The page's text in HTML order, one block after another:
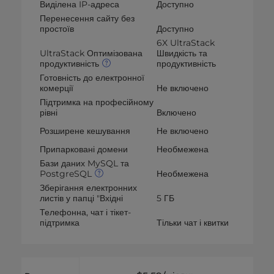
Виділена IP-адреса
Доступно
Перенесення сайту без
простоїв
Доступно
UltraStack Оптимізована
продуктивність
6X UltraStack
Швидкість та
продуктивність
Готовність до електронної
комерції
Не включено
Підтримка на професійному
рівні
Включено
Розширене кешування
Не включено
Припарковані домени
Необмежена
Бази даних MySQL та
PostgreSQL
Необмежена
Зберігання електронних
листів у папці "Вхідні
5 ГБ
Телефонна, чат і тікет-
підтримка
Тільки чат і квитки